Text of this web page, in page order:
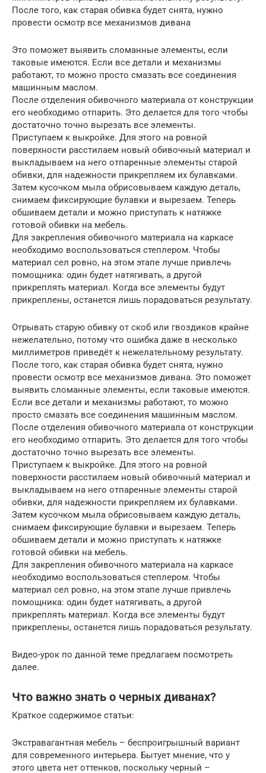
После того, как старая обивка будет снята, нужно
провести осмотр все механизмов дивана
Это поможет выявить сломанные элементы, если
таковые имеются. Если все детали и механизмы
работают, то можно просто смазать все соединения
машинным маслом.
После отделения обивочного материала от конструкции
его необходимо отпарить. Это делается для того чтобы
достаточно точно вырезать все элементы.
Приступаем к выкройке. Для этого на ровной
поверхности расстилаем новый обивочный материал и
выкладываем на него отпаренные элементы старой
обивки, для надежности прикрепляем их булавками.
Затем кусочком мыла обрисовываем каждую деталь,
снимаем фиксирующие булавки и вырезаем. Теперь
обшиваем детали и можно приступать к натяжке
готовой обивки на мебель.
Для закрепления обивочного материала на каркасе
необходимо воспользоваться степлером. Чтобы
материал сел ровно, на этом этапе лучше привлечь
помощника: один будет натягивать, а другой
прикреплять материал. Когда все элементы будут
прикреплены, останется лишь порадоваться результату.
Отрывать старую обивку от скоб или гвоздиков крайне
нежелательно, потому что ошибка даже в несколько
миллиметров приведёт к нежелательному результату.
После того, как старая обивка будет снята, нужно
провести осмотр все механизмов дивана. Это поможет
выявить сломанные элементы, если таковые имеются.
Если все детали и механизмы работают, то можно
просто смазать все соединения машинным маслом.
После отделения обивочного материала от конструкции
его необходимо отпарить. Это делается для того чтобы
достаточно точно вырезать все элементы.
Приступаем к выкройке. Для этого на ровной
поверхности расстилаем новый обивочный материал и
выкладываем на него отпаренные элементы старой
обивки, для надежности прикрепляем их булавками.
Затем кусочком мыла обрисовываем каждую деталь,
снимаем фиксирующие булавки и вырезаем. Теперь
обшиваем детали и можно приступать к натяжке
готовой обивки на мебель.
Для закрепления обивочного материала на каркасе
необходимо воспользоваться степлером. Чтобы
материал сел ровно, на этом этапе лучше привлечь
помощника: один будет натягивать, а другой
прикреплять материал. Когда все элементы будут
прикреплены, останется лишь порадоваться результату.
Видео-урок по данной теме предлагаем посмотреть
далее.
Что важно знать о черных диванах?
Краткое содержимое статьи:
Экстравагантная мебель – беспроигрышный вариант
для современного интерьера. Бытует мнение, что у
этого цвета нет оттенков, поскольку черный –